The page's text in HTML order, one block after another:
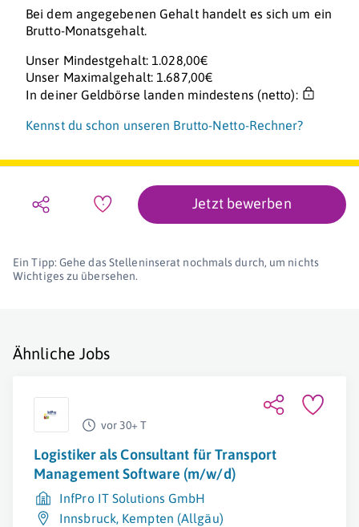
Bei dem angegebenen Gehalt handelt es sich um ein
Brutto-Monatsgehalt.
Unser Mindestgehalt: 1.028,00€
Unser Maximalgehalt: 1.687,00€
In deiner Geldbörse landen mindestens (netto):
Kennst du schon unseren Brutto-Netto-Rechner?
Jetzt bewerben
Ein Tipp: Gehe das Stelleninserat nochmals durch, um nichts
Wichtiges zu übersehen.
Ähnliche Jobs
vor 30+ T
Logistiker als Consultant für Transport
Management Software (m/w/d)
InfPro IT Solutions GmbH
Innsbruck, Kempten (Allgäu)